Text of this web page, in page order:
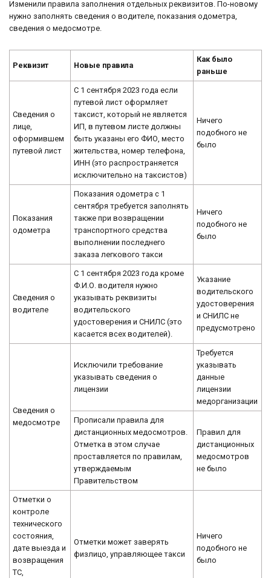
Изменили правила заполнения отдельных реквизитов. По-новому
нужно заполнять сведения о водителе, показания одометра,
сведения о медосмотре.
Реквизит Новые правила
Как было
раньше
Сведения о
лице,
оформившем
путевой лист
С 1 сентября 2023 года если
путевой лист оформляет
таксист, который не является
ИП, в путевом листе должны
быть указаны его ФИО, место
жительства, номер телефона,
ИНН (это распространяется
исключительно на таксистов)
Ничего
подобного не
было
Показания
одометра
Показания одометра с 1
сентября требуется заполнять
также при возвращении
транспортного средства
выполнении последнего
заказа легкового такси
Ничего
подобного не
было
Сведения о
водителе
С 1 сентября 2023 года кроме
Ф.И.О. водителя нужно
указывать реквизиты
водительского
удостоверения и СНИЛС (это
касается всех водителей).
Указание
водительского
удостоверения
и СНИЛС не
предусмотрено
Сведения о
медосмотре
Исключили требование
указывать сведения о
лицензии
Требуется
указывать
данные
лицензии
медорганизации
Прописали правила для
дистанционных медосмотров.
Отметка в этом случае
проставляется по правилам,
утверждаемым
Правительством
Правил для
дистанционных
медосмотров
не было
Отметки о
контроле
технического
состояния,
дате выезда и
возвращения
ТС,
Отметки может заверять
физлицо, управляющее такси
Ничего
подобного не
было